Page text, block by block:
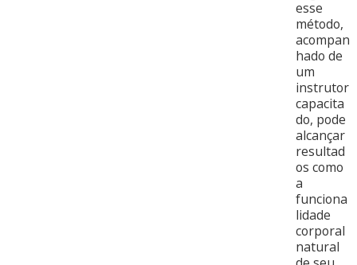
esse
método,
acompan
hado de
um
instrutor
capacita
do, pode
alcançar
resultad
os como
a
funciona
lidade
corporal
natural